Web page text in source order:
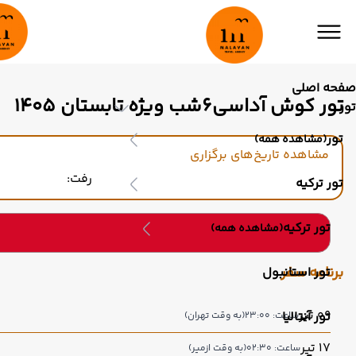
صفحه اصلی
تور
تور(مشاهده همه)
تور ترکیه
تور ترکیه(مشاهده همه)
تور استانبول
تور آنتالیا
تور کوش آداسی6شب ویژه تابستان 1405
مشاهده تاریخ‌های برگزاری
رفت:
برنامه سفر
09 تیر ساعت: 23:00 (به وقت تهران)
17 تیر ساعت: 02:30 (به وقت ازمیر)